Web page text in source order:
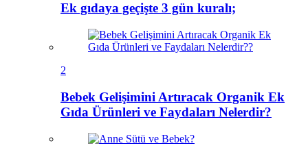
Ek gıdaya geçişte 3 gün kuralı;
2
Bebek Gelişimini Artıracak Organik Ek
Gıda Ürünleri ve Faydaları Nelerdir?